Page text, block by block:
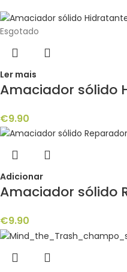
Esgotado
Ler mais
Amaciador sólido
€9.90
Adicionar
Amaciador sólido
€9.90